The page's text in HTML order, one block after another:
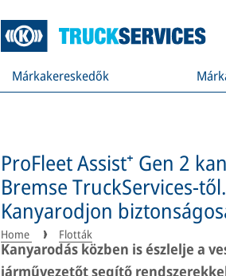
Márkakereskedők
ProFleet Assist⁺ Gen 2
Bremse TruckServices-
Kanyarodjon
Home Flották
Kanyarodás közben is észlelje a
járművezetőt segítő